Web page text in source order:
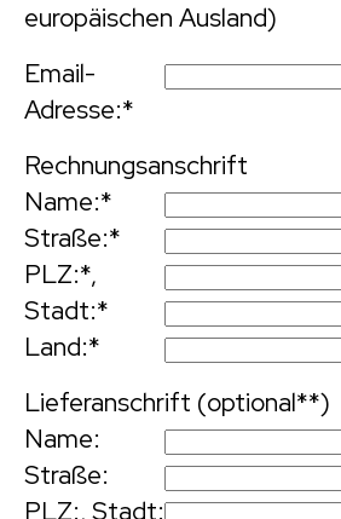
europäischen Ausland)
Email-
Adresse:*
Rechnungsanschrift
Name:*
Straße:*
PLZ:*,
Stadt:*
Land:*
Lieferanschrift (optional**)
Name:
Straße:
PLZ:, Stadt: